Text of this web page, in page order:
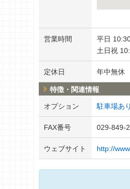
営業時間
平日
土日祝
定休日 年中無休
特徴・関連情報
オプション 駐車場あり
FAX番号 029-849-
ウェブサイト http://